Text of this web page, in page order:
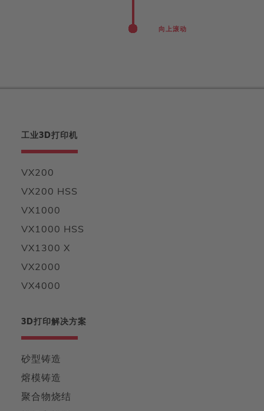
向上滚动
工业3D打印机
VX200
VX200 HSS
VX1000
VX1000 HSS
VX1300 X
VX2000
VX4000
3D打印解决方案
砂型铸造
熔模铸造
聚合物烧结